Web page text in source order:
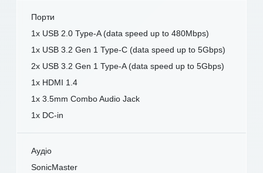
Порти
1x USB 2.0 Type-A (data speed up to 480Mbps)
1x USB 3.2 Gen 1 Type-C (data speed up to 5Gbps)
2x USB 3.2 Gen 1 Type-A (data speed up to 5Gbps)
1x HDMI 1.4
1x 3.5mm Combo Audio Jack
1x DC-in
Аудіо
SonicMaster